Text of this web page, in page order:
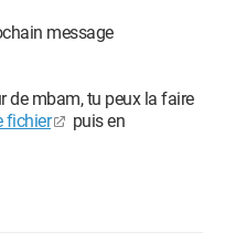
message
de mbam, tu peux la faire
fichier
puis en